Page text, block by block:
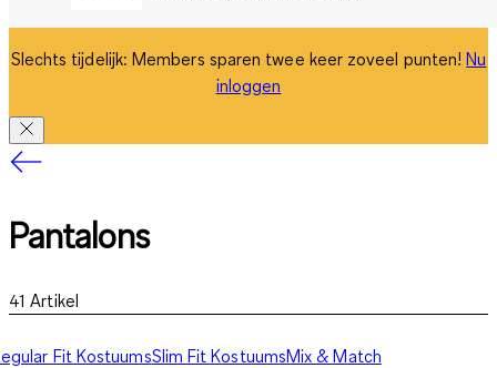
Slechts tijdelijk: Members sparen twee keer zoveel punten!Nu
inloggen
Pantalons
41 Artikel
Fit KostuumsSlim Fit KostuumsMix & Match